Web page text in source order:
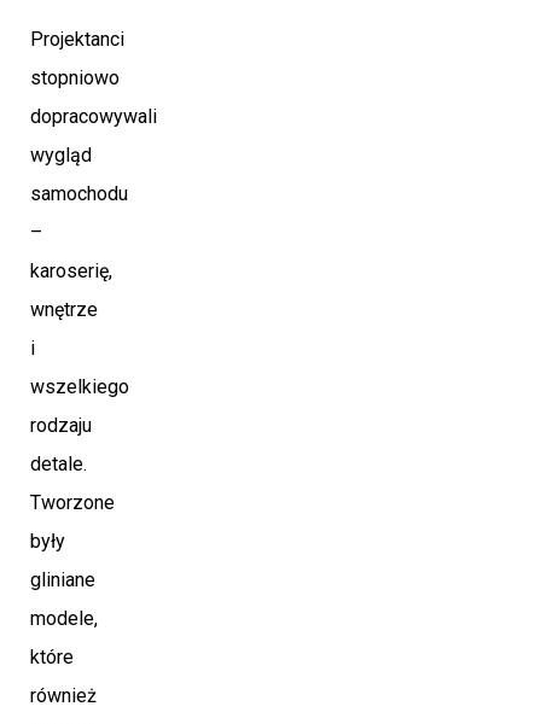
Projektanci
stopniowo
dopracowywali
wygląd
samochodu
–
karoserię,
wnętrze
i
wszelkiego
rodzaju
detale.
Tworzone
były
gliniane
modele,
które
również